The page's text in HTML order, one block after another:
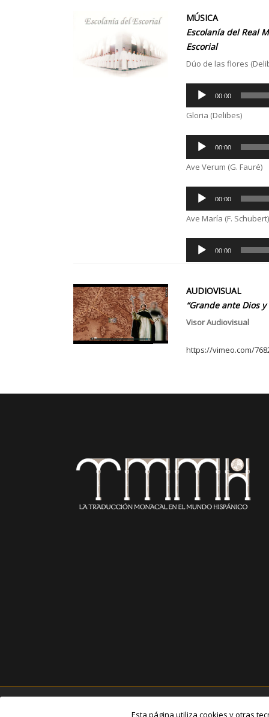
MÚSICA
Escolanía del Real
Escorial
Dúo de las flores
Audio
Player
00:00
Gloria (Delibes)
Audio
Player
00:00
Ave Verum (G. Fauré)
Audio
Player
00:00
Ave María (F. Schubert)
Audio
Player
00:00
AUDIOVISUAL
“Grande ante Dios
Visor Audiovisual
https://vimeo.com/
Copyright All Rights ReservedEsta página utiliza cookies y otras